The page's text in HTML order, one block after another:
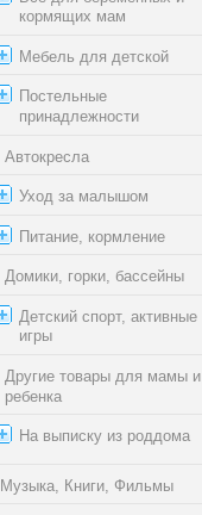
кормящих мам
Мебель для детской
Постельные
принадлежности
Автокресла
Уход за малышом
Питание, кормление
Домики, горки, бассейны
Детский спорт, активные
игры
Другие товары для мамы и
ребенка
На выписку из роддома
Музыка, Книги, Фильмы